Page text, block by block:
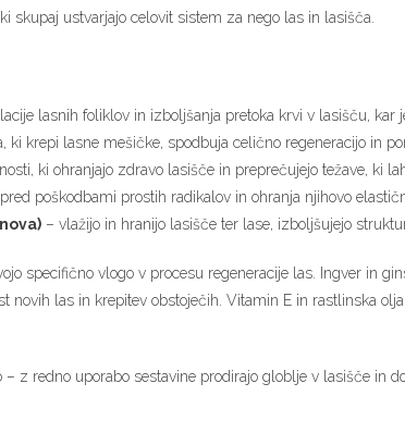
skupaj ustvarjajo celovit sistem za nego las in lasišča.
lasnih foliklov in izboljšanja pretoka krvi v lasišču,
ki krepi lasne mešičke, spodbuja celično regeneracijo in
ki ohranjajo zdravo lasišče in preprečujejo težave, ki
poškodbami prostih radikalov in ohranja njihovo
– vlažijo in hranijo lasišče ter lase, izboljšujejo
specifično vlogo v procesu regeneracije las. Ingver in
novih las in krepitev obstoječih. Vitamin E in rastlinska
z redno uporabo sestavine prodirajo globlje v lasišče in